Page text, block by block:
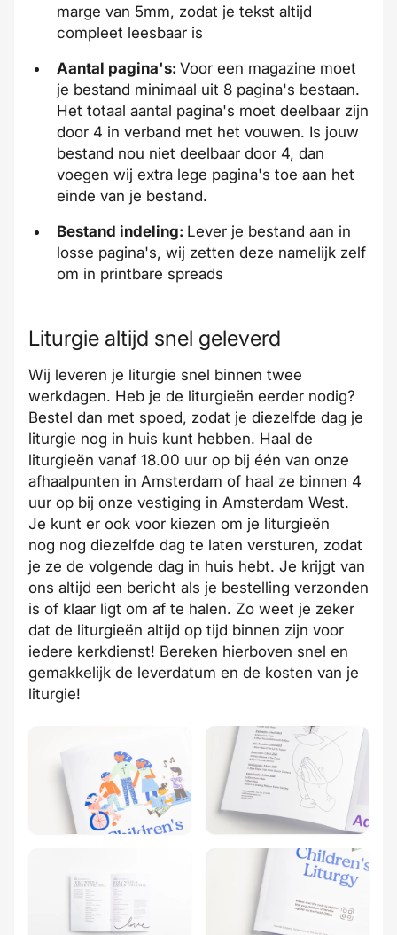
marge van 5mm, zodat je tekst altijd
compleet leesbaar is
Aantal pagina's: Voor een magazine moet
je bestand minimaal uit 8 pagina's bestaan.
Het totaal aantal pagina's moet deelbaar zijn
door 4 in verband met het vouwen. Is jouw
bestand nou niet deelbaar door 4, dan
voegen wij extra lege pagina's toe aan het
einde van je bestand.
Bestand indeling: Lever je bestand aan in
losse pagina's, wij zetten deze namelijk zelf
om in printbare spreads
Liturgie altijd snel geleverd
Wij leveren je liturgie snel binnen twee
werkdagen. Heb je de liturgieën eerder nodig?
Bestel dan met spoed, zodat je diezelfde dag je
liturgie nog in huis kunt hebben. Haal de
liturgieën vanaf 18.00 uur op bij één van onze
afhaalpunten in Amsterdam of haal ze binnen 4
uur op bij onze vestiging in Amsterdam West.
Je kunt er ook voor kiezen om je liturgieën
nog nog diezelfde dag te laten versturen, zodat
je ze de volgende dag in huis hebt. Je krijgt van
ons altijd een bericht als je bestelling verzonden
is of klaar ligt om af te halen. Zo weet je zeker
dat de liturgieën altijd op tijd binnen zijn voor
iedere kerkdienst! Bereken hierboven snel en
gemakkelijk de leverdatum en de kosten van je
liturgie!